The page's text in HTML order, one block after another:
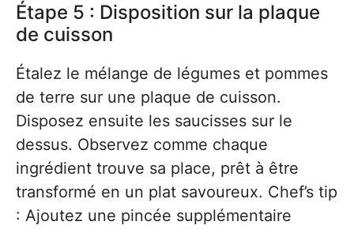
Étape 5 : Disposition sur la plaque
de cuisson
Étalez le mélange de légumes et pommes
de terre sur une plaque de cuisson.
Disposez ensuite les saucisses sur le
dessus. Observez comme chaque
ingrédient trouve sa place, prêt à être
transformé en un plat savoureux. Chef’s tip
: Ajoutez une pincée supplémentaire